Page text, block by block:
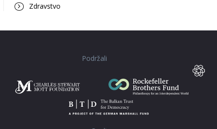
Zdravstvo
Podržali